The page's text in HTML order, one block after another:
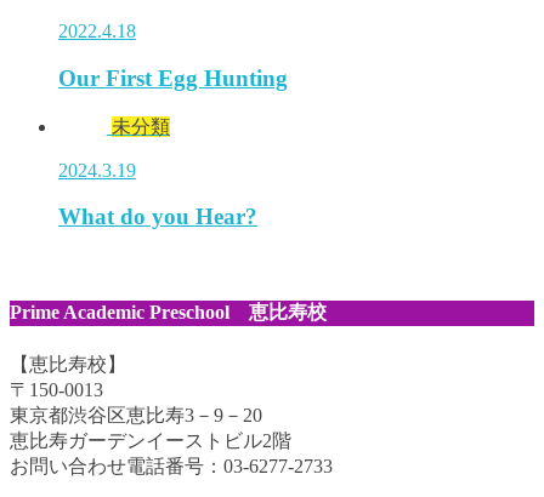
2022.4.18
Our First Egg Hunting
未分類
2024.3.19
What do you Hear?
Prime Academic Preschool 恵比寿校
【恵比寿校】
〒150-0013
東京都渋谷区恵比寿3－9－20
恵比寿ガーデンイーストビル2階
お問い合わせ電話番号：03-6277-2733